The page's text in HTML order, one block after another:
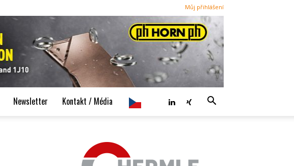
Můj přihlášení
Newsletter Kontakt / Média